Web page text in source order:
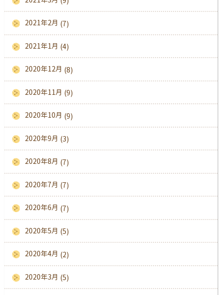
2021年2月 (7)
2021年1月 (4)
2020年12月 (8)
2020年11月 (9)
2020年10月 (9)
2020年9月 (3)
2020年8月 (7)
2020年7月 (7)
2020年6月 (7)
2020年5月 (5)
2020年4月 (2)
2020年3月 (5)